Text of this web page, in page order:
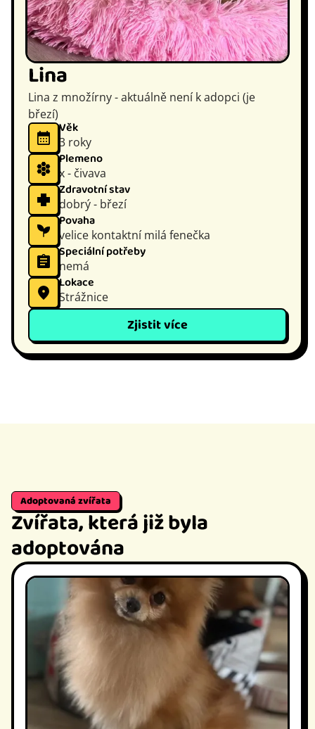
Lina
Lina z množírny - aktuálně není k adopci (je
březí)
Věk
3 roky
Plemeno
x - čivava
Zdravotní stav
dobrý - březí
Povaha
velice kontaktní milá fenečka
Speciální potřeby
nemá
Lokace
Strážnice
Zjistit více
Adoptovaná zvířata
Zvířata, která již byla
adoptována